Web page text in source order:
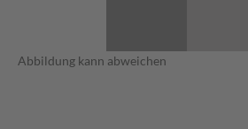
Abbildung kann abweichen